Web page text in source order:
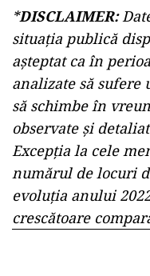
*DISCLAIMER:
situația publică
așteptat ca în
analizate să sufere
să schimbe în
observate și
Excepția la cele
numărul de locuri
evoluția anului
crescătoare